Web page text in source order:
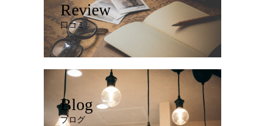
Review
口コミ
Blog
ブログ